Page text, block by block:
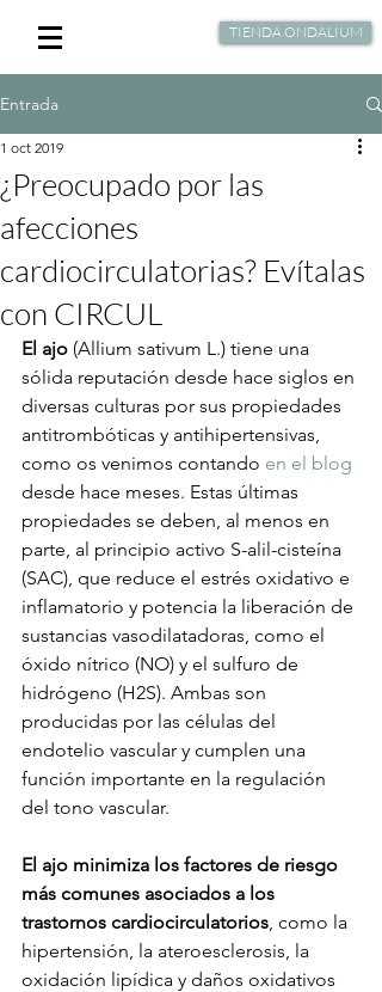
TIENDA ONDALIUM
Entrada
¿Preocupado por las
afecciones
cardiocirculatorias? Evítalas
con CIRCUL
1 oct 2019
El ajo (Allium sativum L.) tiene una
sólida reputación desde hace siglos en
diversas culturas por sus propiedades
antitrombóticas y antihipertensivas,
como os venimos contando en el blog
desde hace meses. Estas últimas
propiedades se deben, al menos en
parte, al principio activo S-alil-cisteína
(SAC), que reduce el estrés oxidativo e
inflamatorio y potencia la liberación de
sustancias vasodilatadoras, como el
óxido nítrico (NO) y el sulfuro de
hidrógeno (H2S). Ambas son
producidas por las células del
endotelio vascular y cumplen una
función importante en la regulación
del tono vascular.
El ajo minimiza los factores de riesgo
más comunes asociados a los
trastornos cardiocirculatorios, como la
hipertensión, la ateroesclerosis, la
oxidación lipídica y daños oxidativos